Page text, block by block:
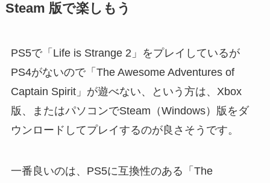
Steam 版で楽しもう
PS5で「Life is Strange 2」をプレイしているが
PS4がないので「The Awesome Adventures of
Captain Spirit」が遊べない、という方は、Xbox
版、またはパソコンでSteam（Windows）版をダ
ウンロードしてプレイするのが良さそうです。
一番良いのは、PS5に互換性のある「The